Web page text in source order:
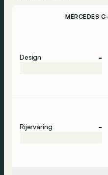
MERCEDES
Design -
Rijervaring -